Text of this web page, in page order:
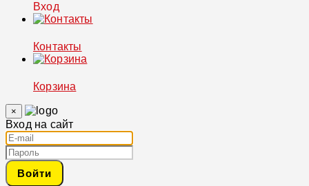
Вход
Контакты
Корзина
×
Вход на сайт
Войти